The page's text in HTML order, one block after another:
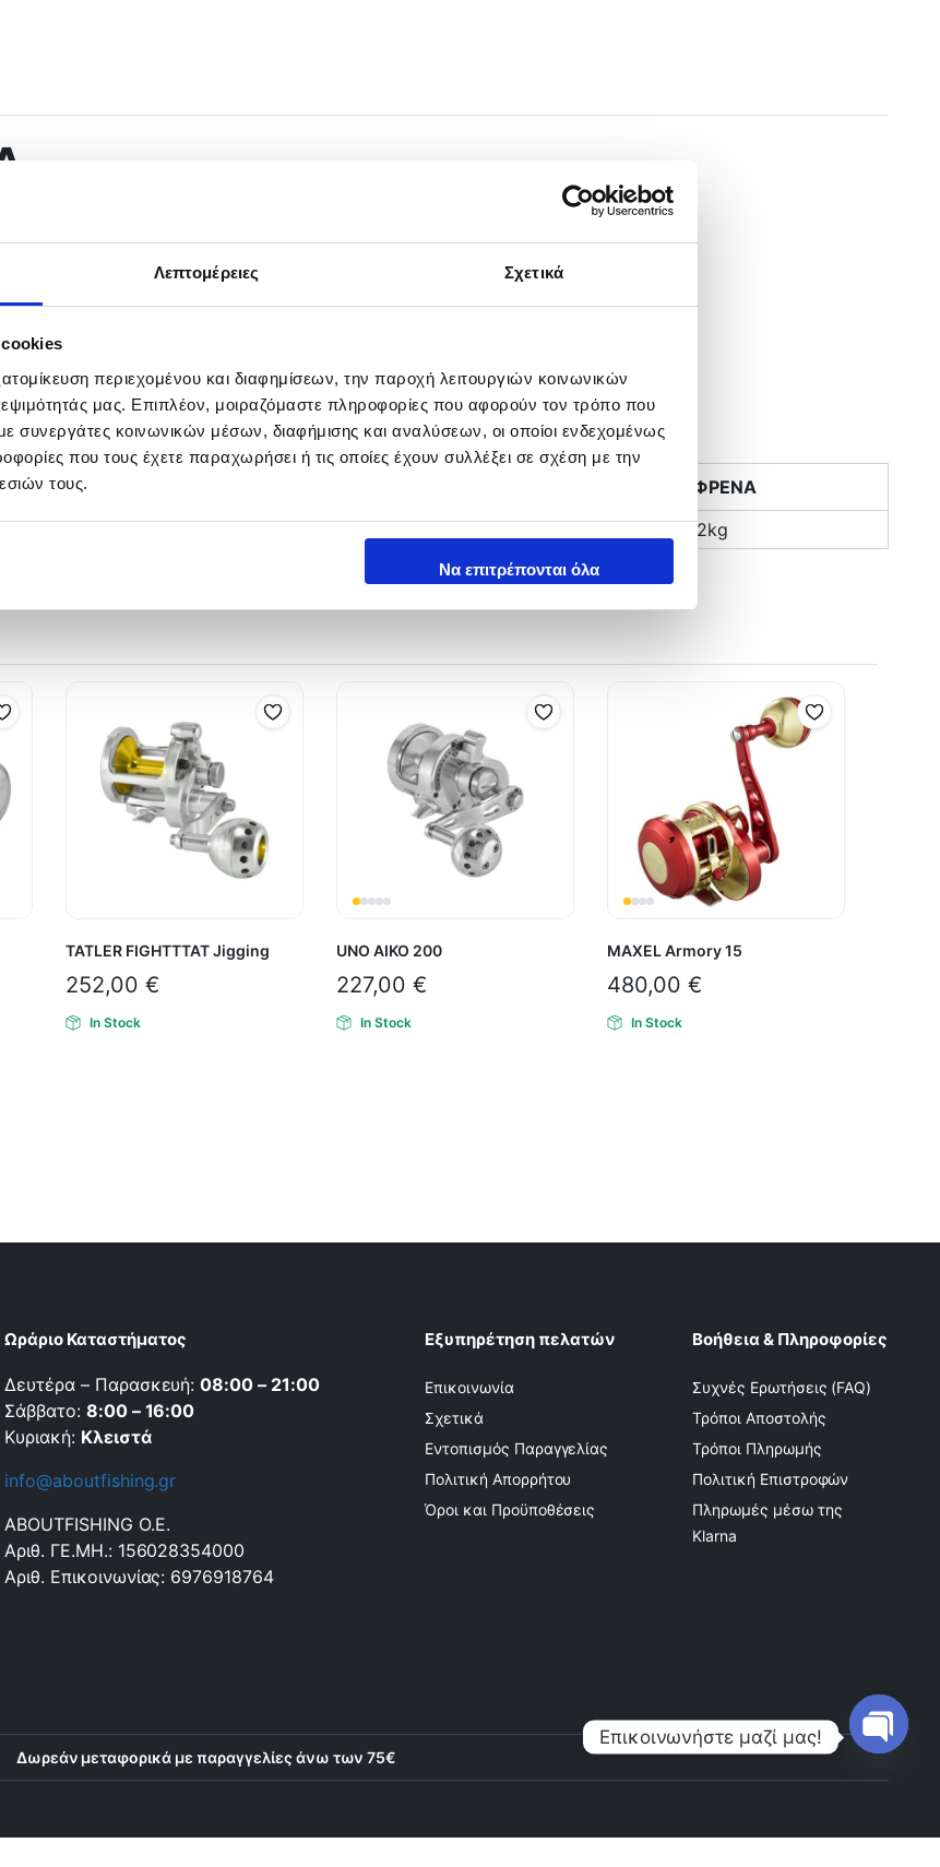
Λεπτομέρειες Σχετικά
cookies
περιεχομένου και διαφημίσεων, την παροχή λειτουργιών κοινωνικών
μας. Επιπλέον, μοιραζόμαστε πληροφορίες που αφορούν τον τρόπο που
συνεργάτες κοινωνικών μέσων, διαφήμισης και αναλύσεων, οι οποίοι ενδεχομένως
που τους έχετε παραχωρήσει ή τις οποίες έχουν συλλέξει σε σχέση με την
τους.
Να επιτρέπονται όλα
system
Line control spool
ΦΡΕΝΑ
12kg
TATLER FIGHTTTAT Jigging
252,00 €
In Stock
UNO ΑΙΚΟ 200
227,00 €
In Stock
MAXEL Armory 15
480,00 €
In Stock
Ωράριο Καταστήματος
Δευτέρα – Παρασκευή:08:00 – 21:00
Σάββατο: 8:00 – 16:00
Κυριακή: Κλειστά
info@aboutfishing.gr
ABOUTFISHING Ο.Ε.
Αριθ. ΓΕ.ΜΗ.: 156028354000
Αριθ. Επικοινωνίας: 6976918764
Εξυπηρέτηση πελατών
Επικοινωνία
Σχετικά
Εντοπισμός Παραγγελίας
Πολιτική Απορρήτου
Όροι και Προϋποθέσεις
Βοήθεια & Πληροφορίες
Συχνές Ερωτήσεις (FAQ)
Τρόποι Αποστολής
Τρόποι Πληρωμής
Πολιτική Επιστροφών
Πληρωμές μέσω της
Klarna
Δωρεάν μεταφορικά με παραγγελίες άνω των 75€
Επικοινωνήστε μαζί μας!